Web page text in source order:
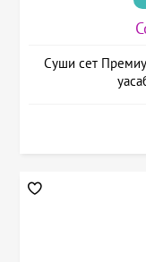
Суши сет